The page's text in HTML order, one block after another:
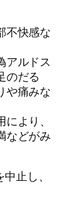
不快感な
アルドス
のだる
や痛みな
より、
などがみ
止し、